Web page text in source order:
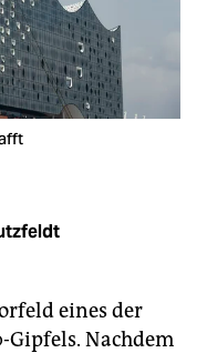
eines der
Gipfels. Nachdem